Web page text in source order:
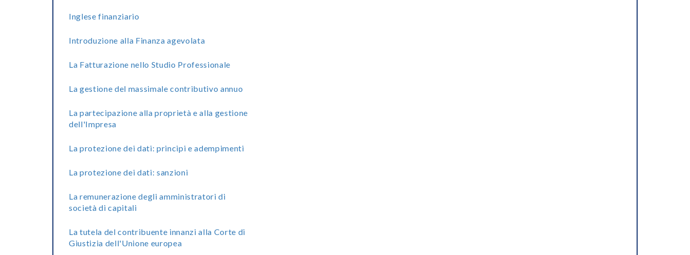
Inglese finanziario
Introduzione alla Finanza agevolata
La Fatturazione nello Studio Professionale
La gestione del massimale contributivo annuo
La partecipazione alla proprietà e alla gestione
dell'Impresa
La protezione dei dati: principi e adempimenti
La protezione dei dati: sanzioni
La remunerazione degli amministratori di
società di capitali
La tutela del contribuente innanzi alla Corte di
Giustizia dell'Unione europea